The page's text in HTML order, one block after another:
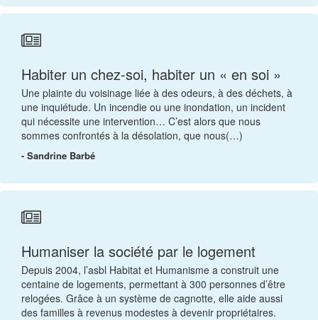
Habiter un chez-soi, habiter un « en soi »
Une plainte du voisinage liée à des odeurs, à des déchets, à
une inquiétude. Un incendie ou une inondation, un incident
qui nécessite une intervention… C’est alors que nous
sommes confrontés à la désolation, que nous(…)
- Sandrine Barbé
Humaniser la société par le logement
Depuis 2004, l’asbl Habitat et Humanisme a construit une
centaine de logements, permettant à 300 personnes d’être
relogées. Grâce à un système de cagnotte, elle aide aussi
des familles à revenus modestes à devenir propriétaires.